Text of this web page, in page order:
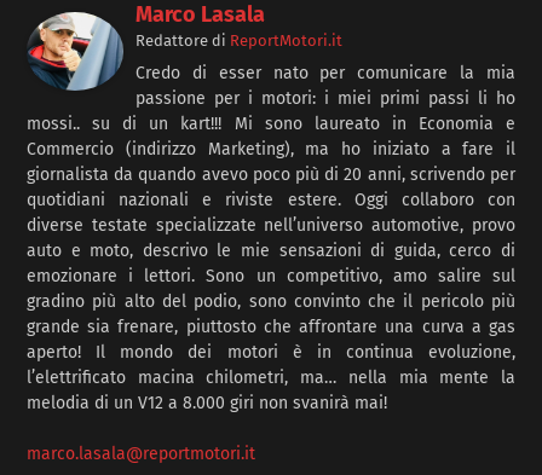
Marco Lasala
Redattore di ReportMotori.it
Credo di esser nato per comunicare la mia
passione per i motori: i miei primi passi li ho
mossi.. su di un kart!!! Mi sono laureato in Economia e
Commercio (indirizzo Marketing), ma ho iniziato a fare il
giornalista da quando avevo poco più di 20 anni, scrivendo per
quotidiani nazionali e riviste estere. Oggi collaboro con
diverse testate specializzate nell’universo automotive, provo
auto e moto, descrivo le mie sensazioni di guida, cerco di
emozionare i lettori. Sono un competitivo, amo salire sul
gradino più alto del podio, sono convinto che il pericolo più
grande sia frenare, piuttosto che affrontare una curva a gas
aperto! Il mondo dei motori è in continua evoluzione,
l’elettrificato macina chilometri, ma… nella mia mente la
melodia di un V12 a 8.000 giri non svanirà mai!
marco.lasala@reportmotori.it